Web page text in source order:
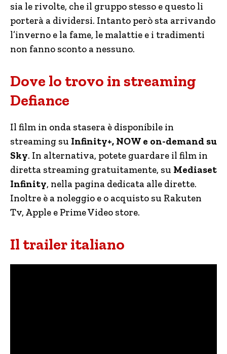
sia le rivolte, che il gruppo stesso e questo li
porterà a dividersi. Intanto però sta arrivando
l’inverno e la fame, le malattie e i tradimenti
non fanno sconto a nessuno.
Dove lo trovo in streaming
Defiance
Il film in onda stasera è disponibile in
streaming su Infinity+, NOW e on-demand su
Sky. In alternativa, potete guardare il film in
diretta streaming gratuitamente, su Mediaset
Infinity, nella pagina dedicata alle dirette.
Inoltre è a noleggio e o acquisto su Rakuten
Tv, Apple e Prime Video store.
Il trailer italiano